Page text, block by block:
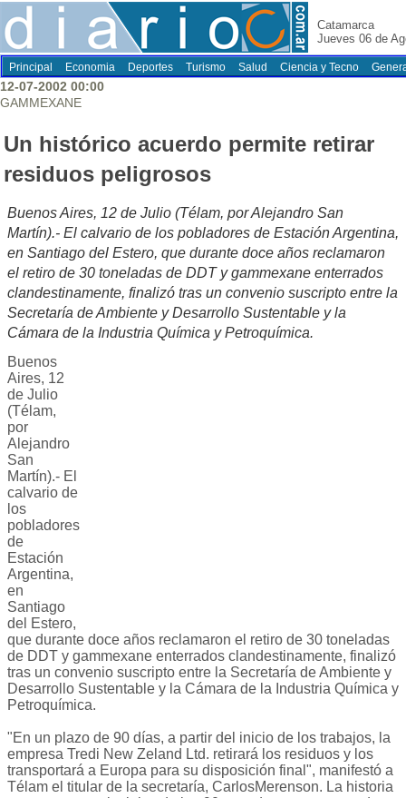
Catamarca
Jueves 06 de
Principal Economia Deportes Turismo Salud Ciencia y Tecno
12-07-2002 00:00
GAMMEXANE
Un histórico acuerdo permite retirar
residuos peligrosos
Buenos Aires, 12 de Julio (Télam, por Alejandro San
Martín).- El calvario de los pobladores de Estación Argentina,
en Santiago del Estero, que durante doce años reclamaron
el retiro de 30 toneladas de DDT y gammexane enterrados
clandestinamente, finalizó tras un convenio suscripto entre la
Secretaría de Ambiente y Desarrollo Sustentable y la
Cámara de la Industria Química y Petroquímica.
Buenos
Aires, 12
de Julio
(Télam,
por
Alejandro
San
Martín).- El
calvario de
los
pobladores
de
Estación
Argentina,
en
Santiago
del Estero,
que durante doce años reclamaron el retiro de 30 toneladas
de DDT y gammexane enterrados clandestinamente, finalizó
tras un convenio suscripto entre la Secretaría de Ambiente y
Desarrollo Sustentable y la Cámara de la Industria Química y
Petroquímica.
"En un plazo de 90 días, a partir del inicio de los trabajos, la
empresa Tredi New Zeland Ltd. retirará los residuos y los
transportará a Europa para su disposición final", manifestó a
Télam el titular de la secretaría, CarlosMerenson. La historia